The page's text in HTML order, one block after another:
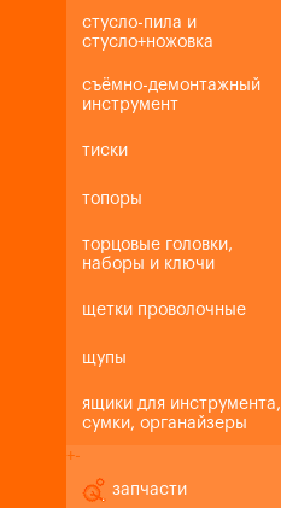
стусло-пила и
стусло+ножовка
съёмно-демонтажный
инструмент
тиски
топоры
торцовые головки,
наборы и ключи
щетки проволочные
щупы
ящики для инструмента,
сумки, органайзеры
+-
запчасти